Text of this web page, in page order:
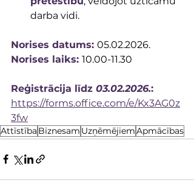
darba vidi.
Norises datums: 05.02.2026.
Norises laiks: 10.00-11.30
Reģistrācija līdz 03.02.2026.:
https://forms.office.com/e/Kx3AG0z
3fw
Attīstība Biznesam UzņēmējiemApmācības